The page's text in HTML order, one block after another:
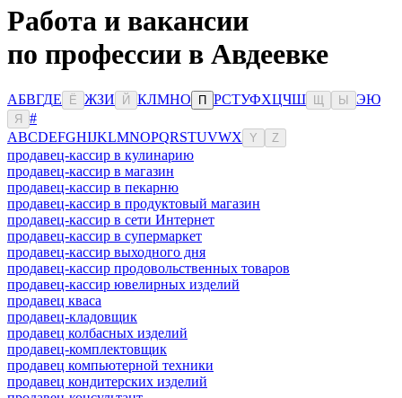
Работа и вакансии
по профессии в Авдеевке
АБВГДЕ Ё ЖЗИ Й КЛМНО П РСТУФХЦЧШ Ы ЭЮ
Я
#
ABCDEFGHIJKLMNOPQRSTUVWX Y Z
продавец-кассир в кулинарию
продавец-кассир в магазин
продавец-кассир в пекарню
продавец-кассир в продуктовый магазин
продавец-кассир в сети Интернет
продавец-кассир в супермаркет
продавец-кассир выходного дня
продавец-кассир продовольственных товаров
продавец-кассир ювелирных изделий
продавец кваса
продавец-кладовщик
продавец колбасных изделий
продавец-комплектовщик
продавец компьютерной техники
продавец кондитерских изделий